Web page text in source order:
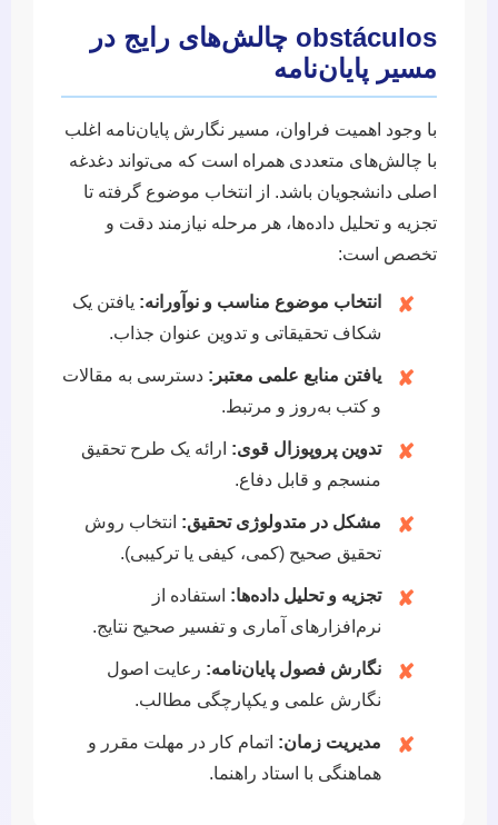
obstáculos چالش‌های رایج در
مسیر پایان‌نامه
با وجود اهمیت فراوان، مسیر نگارش پایان‌نامه اغلب
با چالش‌های متعددی همراه است که می‌تواند دغدغه
اصلی دانشجویان باشد. از انتخاب موضوع گرفته تا
تجزیه و تحلیل داده‌ها، هر مرحله نیازمند دقت و
تخصص است:
✘ انتخاب موضوع مناسب و نوآورانه: یافتن یک
شکاف تحقیقاتی و تدوین عنوان جذاب.
✘ یافتن منابع علمی معتبر: دسترسی به مقالات
و کتب به‌روز و مرتبط.
✘ تدوین پروپوزال قوی: ارائه یک طرح تحقیق
منسجم و قابل دفاع.
✘ مشکل در متدولوژی تحقیق: انتخاب روش
تحقیق صحیح (کمی، کیفی یا ترکیبی).
✘ تجزیه و تحلیل داده‌ها: استفاده از
نرم‌افزارهای آماری و تفسیر صحیح نتایج.
✘ نگارش فصول پایان‌نامه: رعایت اصول
نگارش علمی و یکپارچگی مطالب.
✘ مدیریت زمان: اتمام کار در مهلت مقرر و
هماهنگی با استاد راهنما.